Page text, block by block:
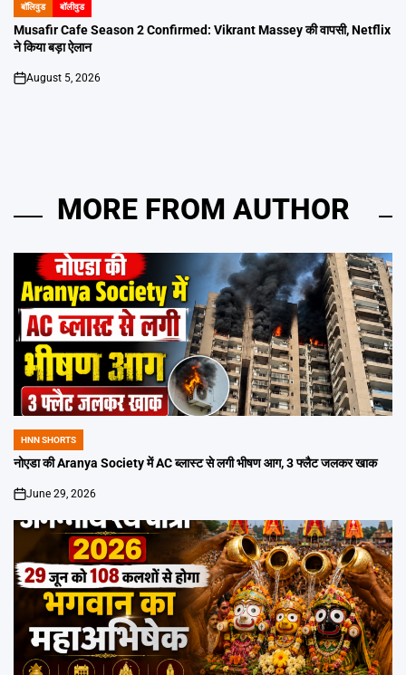
POSTED
IN
बॉलिवुड बॉलीवुड
Musafir Cafe Season 2 Confirmed: Vikrant Massey की वापसी, Netflix
ने किया बड़ा ऐलान
on
August 5, 2026
MORE FROM AUTHOR
POSTED
IN
HNN SHORTS
नोएडा की Aranya Society में AC ब्लास्ट से लगी भीषण आग, 3 फ्लैट जलकर खाक
on
June 29, 2026